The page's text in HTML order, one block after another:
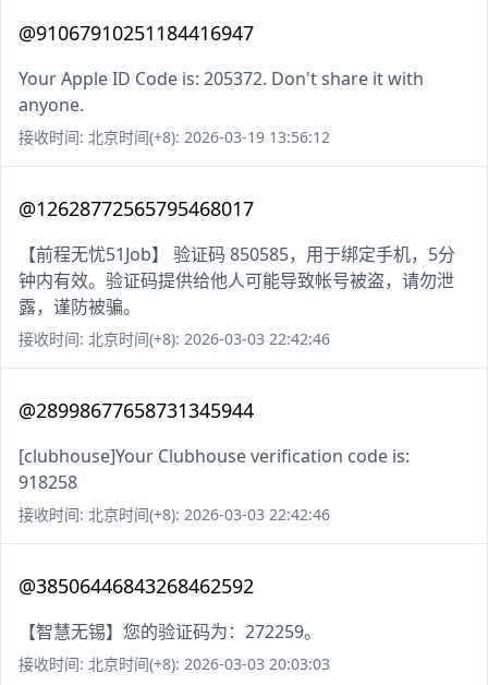
@91067910251184416947
Your Apple ID Code is: 205372. Don't share it with
anyone.
接收时间: 北京时间(+8): 2026-03-19 13:56:12
@12628772565795468017
【前程无忧51Job】 验证码 850585，用于绑定手机，5分
钟内有效。验证码提供给他人可能导致帐号被盗，请勿泄
露，谨防被骗。
接收时间: 北京时间(+8): 2026-03-03 22:42:46
@28998677658731345944
[clubhouse]Your Clubhouse verification code is:
918258
接收时间: 北京时间(+8): 2026-03-03 22:42:46
@38506446843268462592
【智慧无锡】您的验证码为：272259。
接收时间: 北京时间(+8): 2026-03-03 20:03:03